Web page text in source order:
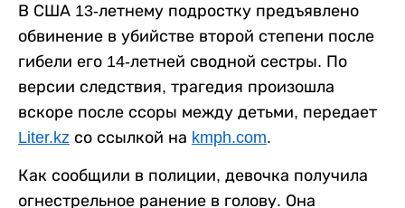
В США 13-летнему подростку предъявлено
обвинение в убийстве второй степени после
гибели его 14-летней сводной сестры. По
версии следствия, трагедия произошла
вскоре после ссоры между детьми, передает
Liter.kz со ссылкой на kmph.com.
Как сообщили в полиции, девочка получила
огнестрельное ранение в голову. Она